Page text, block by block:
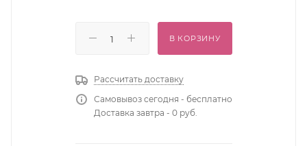
В КОРЗИНУ
Рассчитать доставку
Самовывоз сегодня - бесплатно
Доставка завтра - 0 руб.